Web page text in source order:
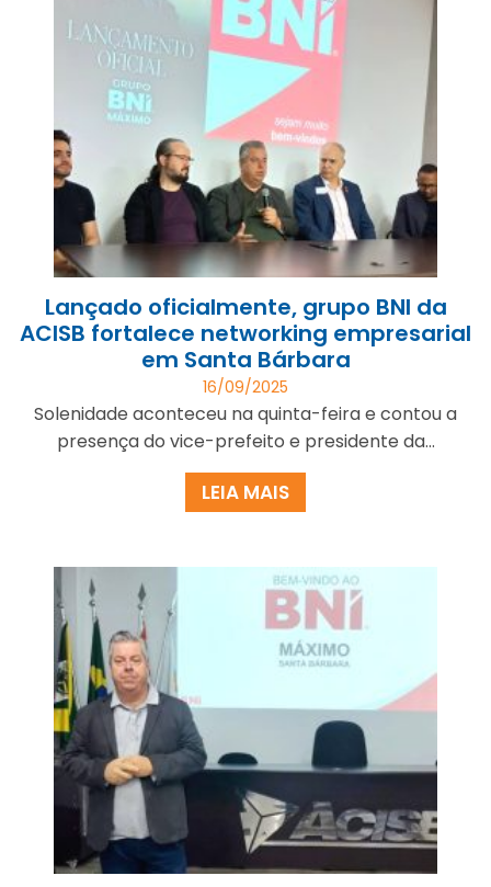
Lançado oficialmente, grupo BNI da
ACISB fortalece networking empresarial
em Santa Bárbara
16/09/2025
Solenidade aconteceu na quinta-feira e contou a
presença do vice-prefeito e presidente da...
LEIA MAIS